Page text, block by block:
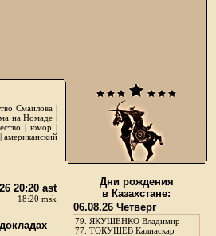
Смаилова|
на Номаде |
| юмор |
американский
20:20 ast
18:20 msk
Дни рождения
в Казахстане:
06.08.26 Четверг
79. ЯКУШЕНКО Владимир
77. ТОКУШЕВ Калиаскар